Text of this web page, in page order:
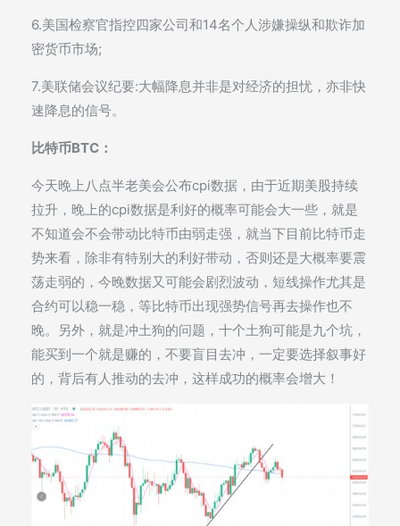
6.美国检察官指控四家公司和14名个人涉嫌操纵和欺诈加
密货币市场;
7.美联储会议纪要:大幅降息并非是对经济的担忧，亦非快
速降息的信号。
比特币BTC：
今天晚上八点半老美会公布cpi数据，由于近期美股持续
拉升，晚上的cpi数据是利好的概率可能会大一些，就是
不知道会不会带动比特币由弱走强，就当下目前比特币走
势来看，除非有特别大的利好带动，否则还是大概率要震
荡走弱的，今晚数据又可能会剧烈波动，短线操作尤其是
合约可以稳一稳，等比特币出现强势信号再去操作也不
晚。另外，就是冲土狗的问题，十个土狗可能是九个坑，
能买到一个就是赚的，不要盲目去冲，一定要选择叙事好
的，背后有人推动的去冲，这样成功的概率会增大！